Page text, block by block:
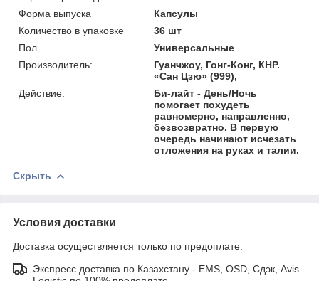
Форма выпуска
Капсулы
Количество в упаковке
36 шт
Пол
Универсальные
Производитель:
Гуанчжоу, Гонг-Конг, КНР.
«Сан Цзю» (999),
Действие:
Би-лайт - День/Ночь
помогает похудеть
равномерно, направленно,
безвозвратно. В первую
очередь начинают исчезать
отложения на руках и талии.
Скрыть
Условия доставки
Доставка осуществляется только по предоплате.
Экспресс доставка по Казахстану - EMS, OSD, Сдэк, Avis